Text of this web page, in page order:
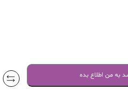
به من اطلاع بده